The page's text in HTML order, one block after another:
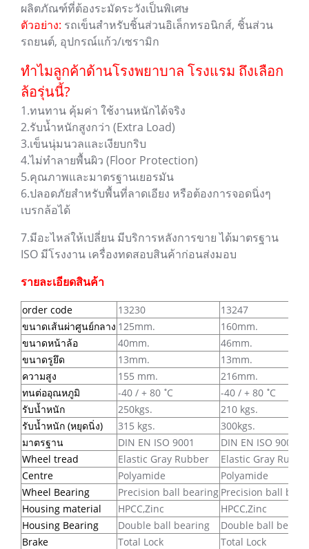
ผลิตภัณฑ์ที่ต้องระมัดระวังเป็นพิเศษ
ตัวอย่าง: รถเข็นสำหรับชิ้นส่วนอิเล็กทรอนิกส์, ชิ้นส่วน
รถยนต์, อุปกรณ์แก้ว/เซรามิก
ทำไมลูกค้าด้านโรงพยาบาล โรงแรม ถึงเลือก
ล้อรุ่นนี้?
1.ทนทาน คุ้มค่า ใช้งานหนักได้จริง
2.รับน้ำหนักสูงกว่า (Extra Load)
3.เข็นนุ่มนวลและเงียบกริบ
4.ไม่ทำลายพื้นผิว (Floor Protection)
5.คุณภาพและมาตรฐานเยอรมัน
6.ปลอดภัยสำหรับพื้นที่ลาดเอียง หรือต้องการจอดนิ่งๆ
เบรกล้อได้
7.มีอะไหล่ให้เปลี่ยน มีบริการหลังการขาย ได้มาตรฐาน
ISO มีโรงงาน เครื่องทดสอบสินค้าก่อนส่งมอบ
รายละเอียดสินค้า
order code 13230
13247
ขนาดเส้นผ่าศูนย์กลาง 125mm.
160mm.
ขนาดหน้าล้อ
40mm.
46mm.
ขนาดรูยึด
13mm.
13mm.
ความสูง
155 mm.
216mm.
ทนต่ออุณหภูมิ
-40 / + 80 ํC
-40 / + 80 ํC
รับน้ำหนัก
250kgs.
210 kgs.
รับน้ำหนัก (หยุดนิ่ง)
315 kgs.
300kgs.
มาตรฐาน
DIN EN ISO 9001
DIN EN ISO 9001
Wheel tread
Elastic Gray Rubber
Elastic Gray
Centre
Polyamide
Polyamide
Wheel Bearing
Precision ball bearing Precision ball
Housing material
HPCC,Zinc
HPCC,Zinc
Housing Bearing
Double ball bearing
Double ball
Brake
Total Lock Total Lock